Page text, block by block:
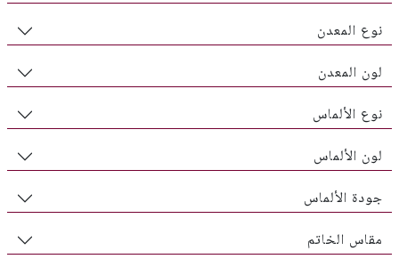
نوع المعدن
لون المعدن
نوع الألماس
لون الألماس
جودة الألماس
مقاس الخاتم